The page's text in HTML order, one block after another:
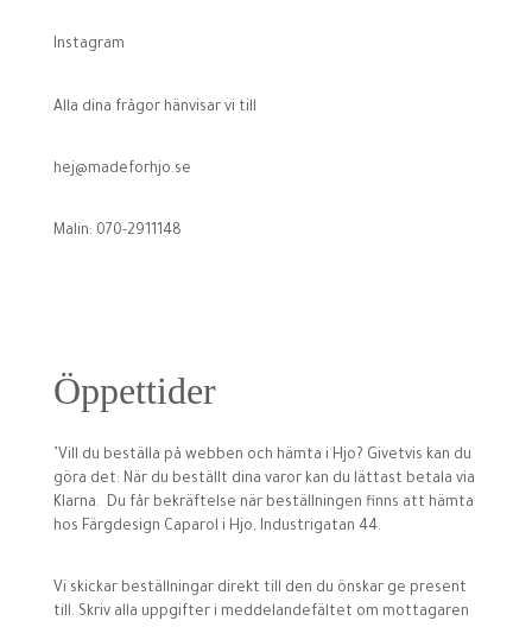
Instagram
Alla dina frågor hänvisar vi till
hej@madeforhjo.se
Malin: 070-2911148
Öppettider
’Vill du beställa på webben och hämta i Hjo? Givetvis kan du
göra det: När du beställt dina varor kan du lättast betala via
Klarna. Du får bekräftelse när beställningen finns att hämta
hos Färgdesign Caparol i Hjo, Industrigatan 44.
Vi skickar beställningar direkt till den du önskar ge present
till. Skriv alla uppgifter i meddelandefältet om mottagaren